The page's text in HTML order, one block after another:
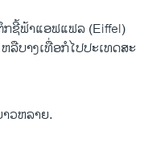
ຊີ້​ຟ້າແອ​ຟ​ແຟ​ລ (Eiffel)
ບາງ​ເທື່ອ​ກໍ​ໄປ​ປະ​ເທດ​ສະ​
ວ​ຫລາຍ.